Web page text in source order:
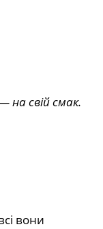
на свій смак.
вони